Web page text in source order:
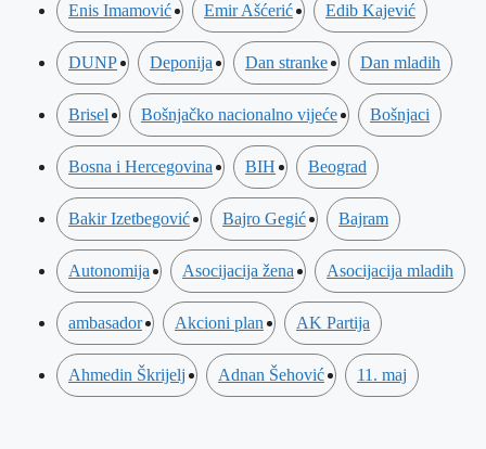
Enis Imamović Emir Ašćerić Edib Kajević
DUNP Deponija Dan stranke Dan mladih
Brisel Bošnjačko nacionalno vijeće Bošnjaci
Bosna i Hercegovina BIH Beograd
Bakir Izetbegović Bajro Gegić Bajram
Autonomija Asocijacija žena Asocijacija mladih
ambasador Akcioni plan AK Partija
Ahmedin Škrijelj Adnan Šehović 11. maj